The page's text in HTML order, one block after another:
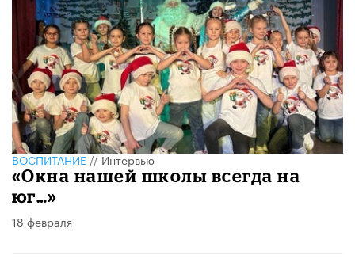
ВОСПИТАНИЕ//Интервью
«Окна нашей школы всегда на
юг…»
18 февраля